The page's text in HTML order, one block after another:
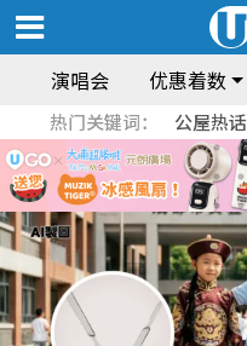
演唱会 优惠着数
热门关键词： 公屋热话